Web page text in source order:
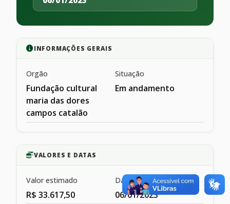
INFORMAÇÕES GERAIS
Orgão
Fundação cultural
maria das dores
campos catalão
Situação
Em andamento
VALORES E DATAS
Valor estimado
R$ 33.617,50
Data de publicação
06/01/2023